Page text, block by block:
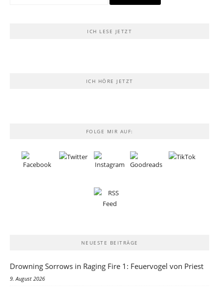
ICH LESE JETZT
ICH HÖRE JETZT
FOLGE MIR AUF:
NEUESTE BEITRÄGE
Drowning Sorrows in Raging Fire 1: Feuervogel von Priest
9. August 2026